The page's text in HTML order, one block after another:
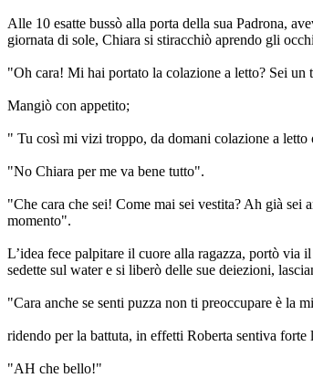
Alle 10 esatte bussò alla porta della sua Padrona,
giornata di sole, Chiara si stiracchiò aprendo gli
"Oh cara! Mi hai portato la colazione a letto? Sei
Mangiò con appetito;
" Tu così mi vizi troppo, da domani colazione a letto
"No Chiara per me va bene tutto".
"Che cara che sei! Come mai sei vestita? Ah già
momento".
L’idea fece palpitare il cuore alla ragazza, portò via
sedette sul water e si liberò delle sue deiezioni,
"Cara anche se senti puzza non ti preoccupare è la
ridendo per la battuta, in effetti Roberta sentiva
"AH che bello!"